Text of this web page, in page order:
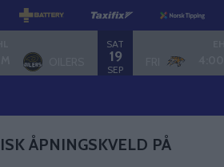
SAT
19
SEP
ÅPNINGSKVELD PÅ